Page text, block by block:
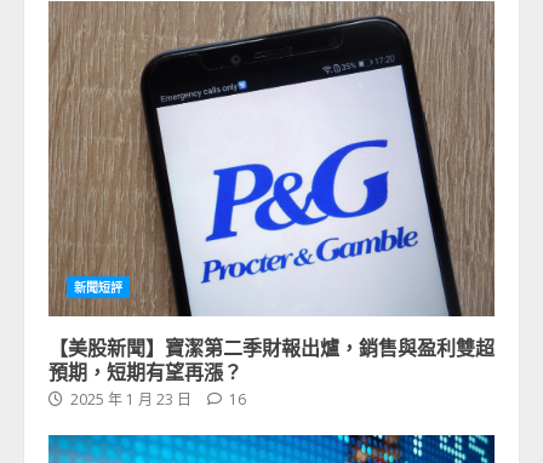
新聞短評
【美股新聞】寶潔第二季財報出爐，銷售與盈利雙超
預期，短期有望再漲？
2025 年 1 月 23 日 16